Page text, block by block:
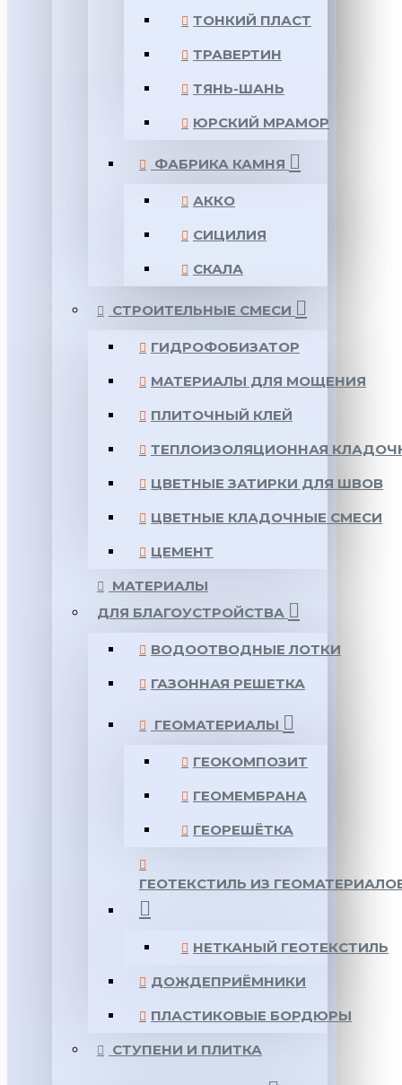
ТОНКИЙ ПЛАСТ
ТРАВЕРТИН
ТЯНЬ-ШАНЬ
ЮРСКИЙ МРАМОР
ФАБРИКА КАМНЯ
АККО
СИЦИЛИЯ
СКАЛА
СТРОИТЕЛЬНЫЕ СМЕСИ
ГИДРОФОБИЗАТОР
МАТЕРИАЛЫ ДЛЯ МОЩЕНИЯ
ПЛИТОЧНЫЙ КЛЕЙ
ТЕПЛОИЗОЛЯЦИОННАЯ
ЦВЕТНЫЕ ЗАТИРКИ ДЛЯ ШВОВ
ЦВЕТНЫЕ КЛАДОЧНЫЕ СМЕСИ
ЦЕМЕНТ
МАТЕРИАЛЫ
ДЛЯ БЛАГОУСТРОЙСТВА
ВОДООТВОДНЫЕ ЛОТКИ
ГАЗОННАЯ РЕШЕТКА
ГЕОМАТЕРИАЛЫ
ГЕОКОМПОЗИТ
ГЕОМЕМБРАНА
ГЕОРЕШЁТКА
ГЕОТЕКСТИЛЬ ИЗ
НЕТКАНЫЙ ГЕОТЕКСТИЛЬ
ДОЖДЕПРИЁМНИКИ
ПЛАСТИКОВЫЕ БОРДЮРЫ
СТУПЕНИ И ПЛИТКА